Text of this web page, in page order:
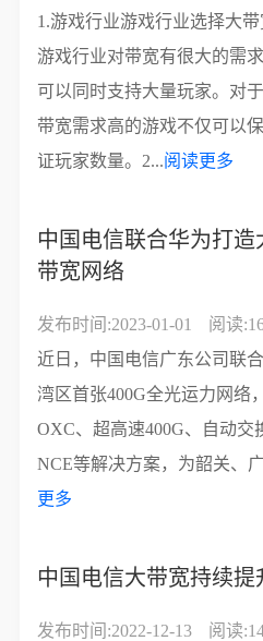
1.游戏行业游戏行业选择大带
游戏行业对带宽有很大的需
可以同时支持大量玩家。对
带宽需求高的游戏不仅可以
证玩家数量。2...阅读更多
中国电信联合华为打造
带宽网络
发布时间:2023-01-01
阅读
近日，中国电信广东公司联
湾区首张400G全光运力网络
OXC、超高速400G、自动交
NCE等解决方案，为韶关、
更多
中国电信大带宽持续提
发布时间:2022-12-13
阅读